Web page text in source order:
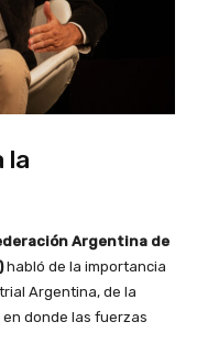
la
Argentina de
habló de la importancia
Argentina, de la
donde las fuerzas